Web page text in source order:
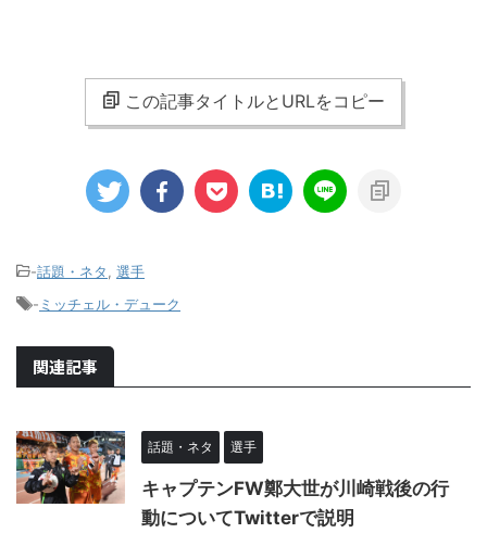
この記事タイトルとURLをコピー
-話題・ネタ
選手
- ミッチェル・デューク
関連記事
話題・ネタ 選手
キャプテンFW鄭大世が川崎戦後の行
動についてTwitterで説明